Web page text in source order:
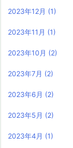
2023年12月 (1)
2023年11月 (1)
2023年10月 (2)
2023年7月 (2)
2023年6月 (2)
2023年5月 (2)
2023年4月 (1)